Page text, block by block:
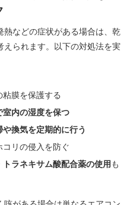
などの症状がある場合は、乾
られます。以下の対処法を実
粘膜を保護する
室内の湿度を保つ
換気を定期的に行う
コリの侵入を防ぐ
ラネキサム酸配合薬の使用 も